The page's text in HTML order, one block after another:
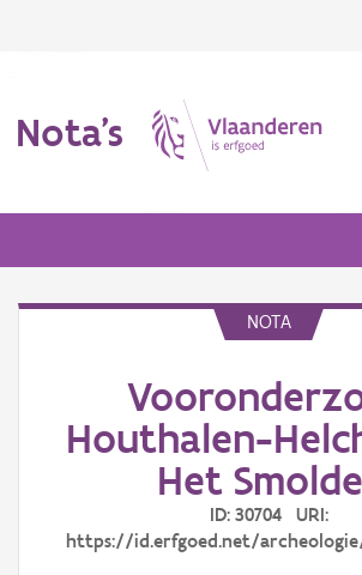
Nota's
NOTA
Houthalen-
Het
ID: 30704 URI:
https://id.erfgoed.net/